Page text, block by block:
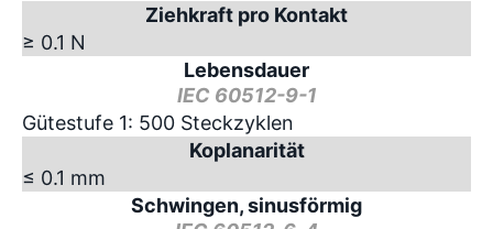
Ziehkraft pro Kontakt
≥ 0.1 N
Lebensdauer
IEC 60512-9-1
Gütestufe 1: 500 Steckzyklen
Koplanarität
≤ 0.1 mm
Schwingen, sinusförmig